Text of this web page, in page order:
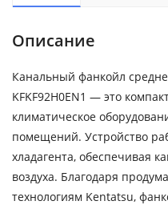
Описание
Канальный фанкойл
KFKF92H0EN1 — это
климатическое
помещений. Устройство
хладагента, обеспечивая
воздуха. Благодаря
технологиям Kentatsu,